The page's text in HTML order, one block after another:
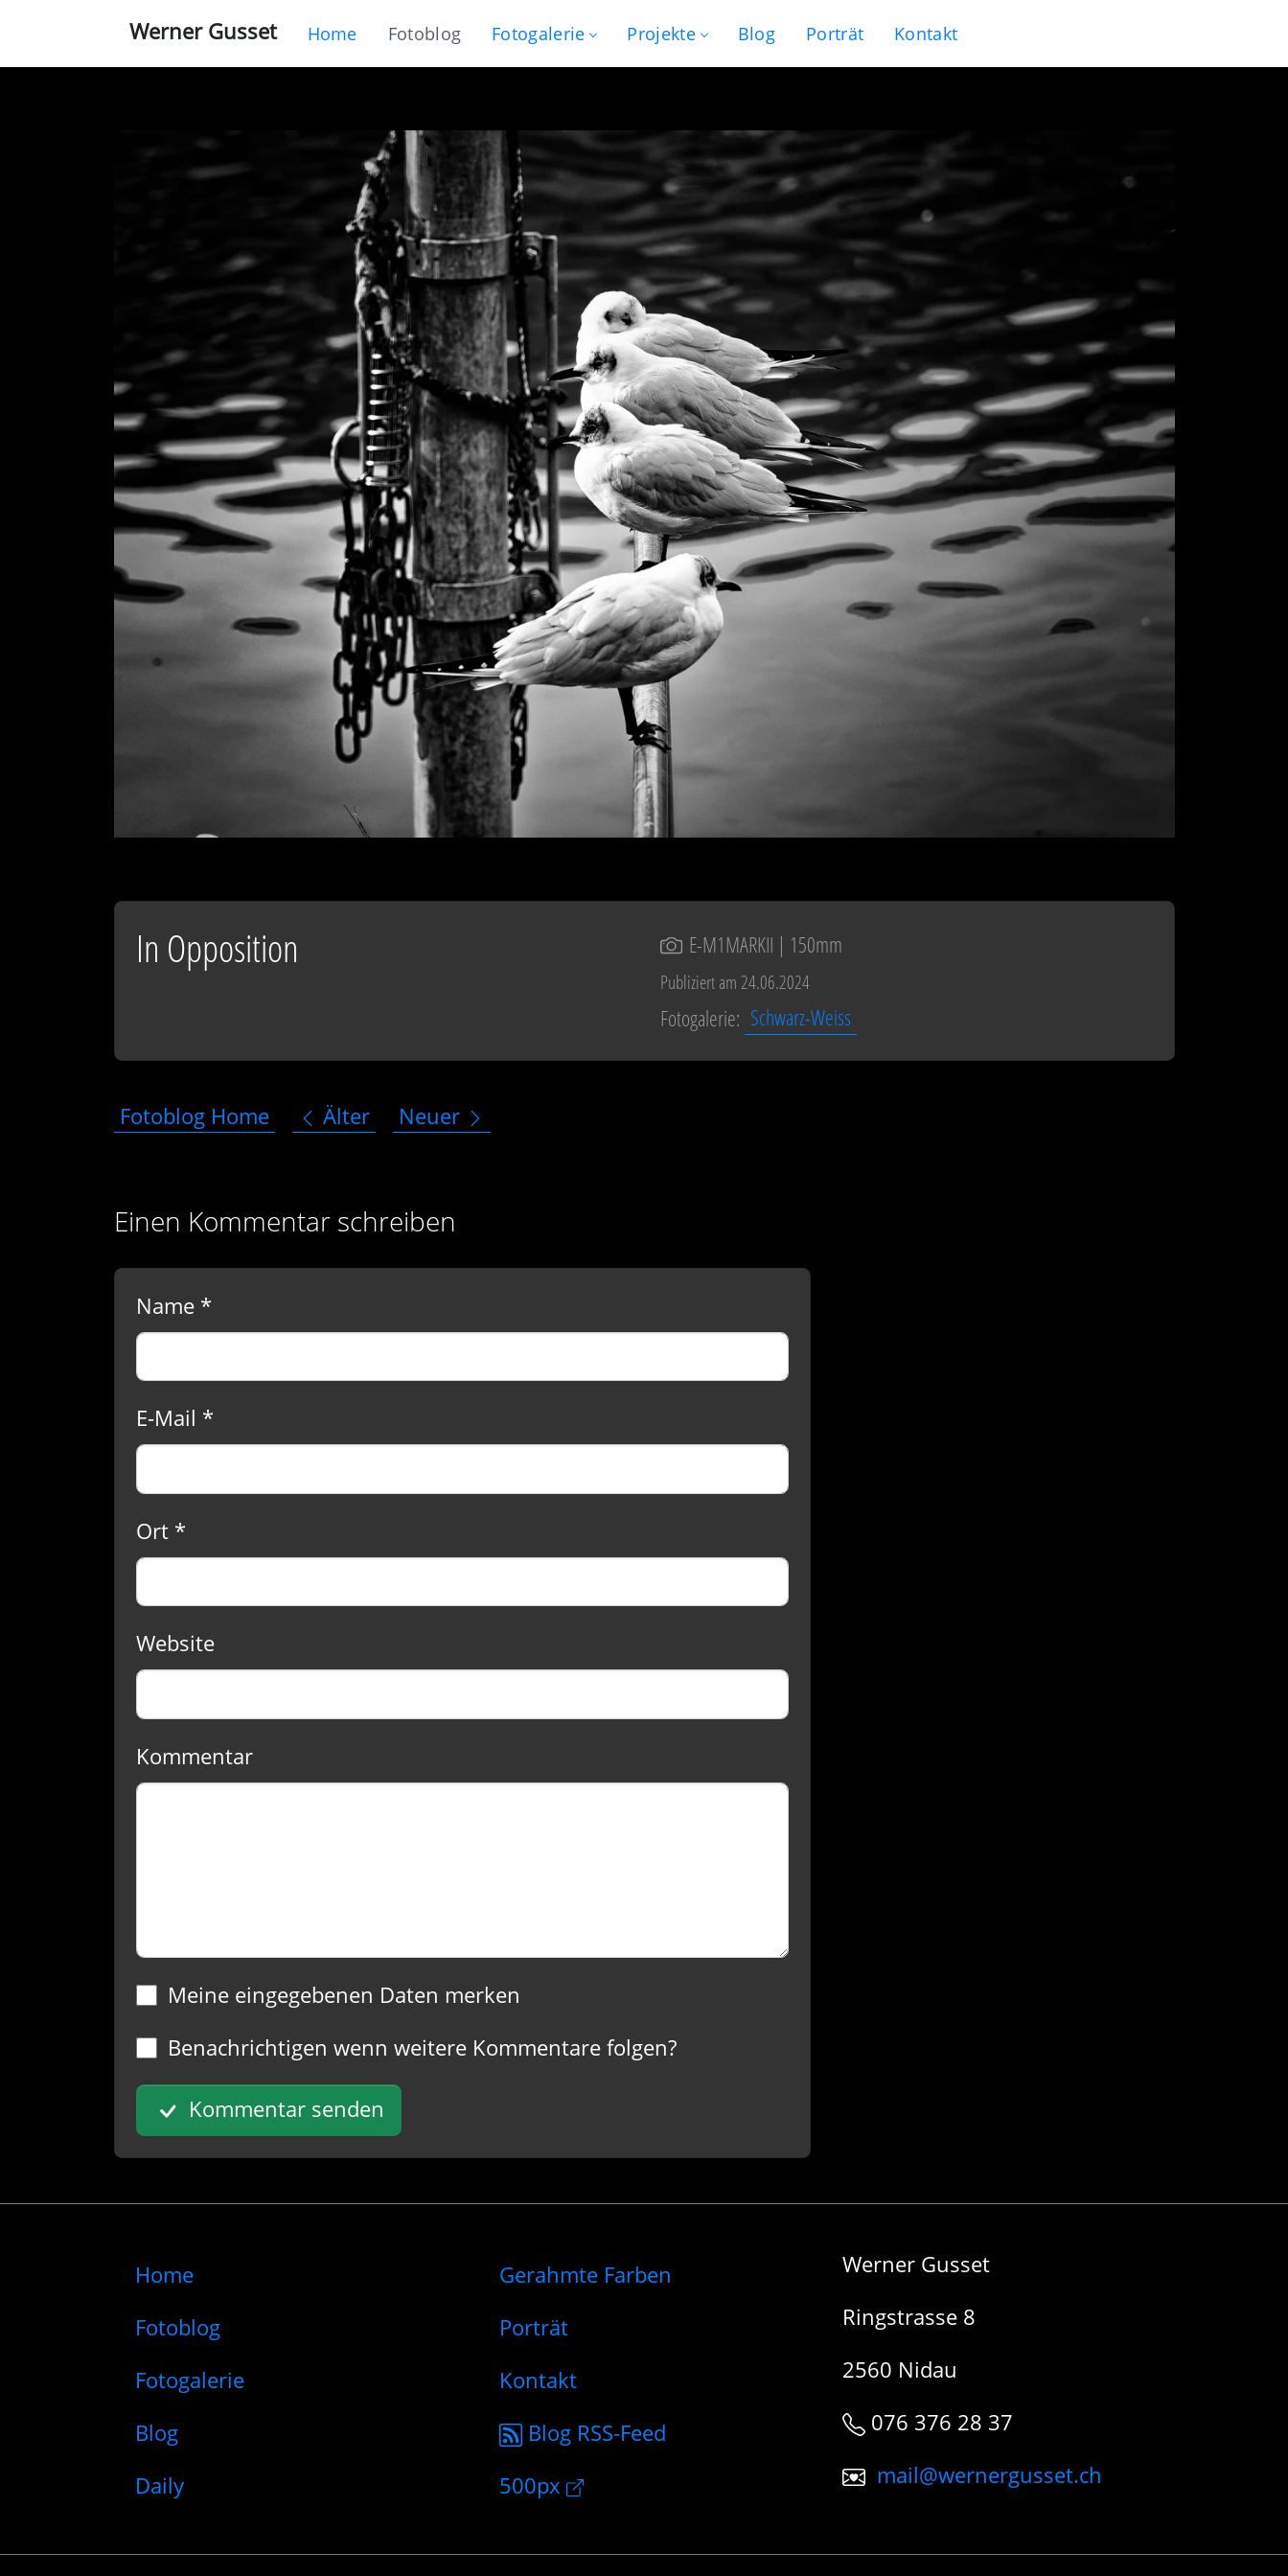
Werner Gusset Home Fotoblog Fotogalerie Projekte Blog Porträt Kontakt
In Opposition E-M1MARKII | 150mm
Publiziert am 24.06.2024
Fotogalerie: Schwarz-Weiss
Fotoblog Home Älter Neuer
Einen Kommentar schreiben
Name *
E-Mail *
Ort *
Website
Kommentar
Meine eingegebenen Daten merken
Benachrichtigen wenn weitere Kommentare folgen?
Kommentar senden
Home
Fotoblog
Fotogalerie
Blog
Daily
Gerahmte Farben
Porträt
Kontakt
Blog RSS-Feed
500px
Werner Gusset
Ringstrasse 8
2560 Nidau
076 376 28 37
mail@wernergusset.ch